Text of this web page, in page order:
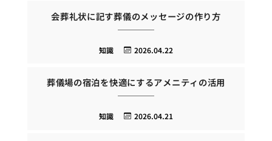
会葬礼状に記す葬儀のメッセージの作り方
2026.04.22
知識
葬儀場の宿泊を快適にするアメニティの活用
2026.04.21
知識